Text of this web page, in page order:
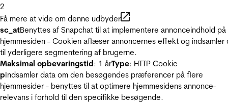
2
Få mere at vide om denne udbyder
sc_atBenyttes af Snapchat til at implementere annonceindhold på
hjemmesiden - Cookien aflæser annoncernes effekt og indsamler
til yderligere segmentering af brugerne.
Maksimal opbevaringstid: 1 årType: HTTP Cookie
pIndsamler data om den besøgendes præferencer på flere
hjemmesider - benyttes til at optimere hjemmesidens annonce-
relevans i forhold til den specifikke besøgende.